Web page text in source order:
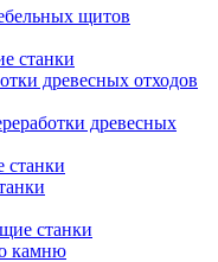
щитов
станки
древесных отходов
древесных
станки
станки
камню